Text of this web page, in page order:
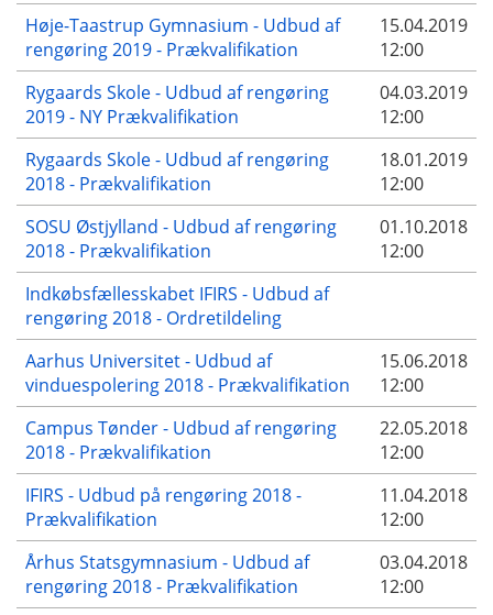
Høje-Taastrup Gymnasium - Udbud af
rengøring 2019 - Prækvalifikation
15.04.2019
12:00
Rygaards Skole - Udbud af rengøring
2019 - NY Prækvalifikation
04.03.2019
12:00
Rygaards Skole - Udbud af rengøring
2018 - Prækvalifikation
18.01.2019
12:00
SOSU Østjylland - Udbud af rengøring
2018 - Prækvalifikation
01.10.2018
12:00
Indkøbsfællesskabet IFIRS - Udbud af
rengøring 2018 - Ordretildeling
Aarhus Universitet - Udbud af
vinduespolering 2018 - Prækvalifikation
15.06.2018
12:00
Campus Tønder - Udbud af rengøring
2018 - Prækvalifikation
22.05.2018
12:00
IFIRS - Udbud på rengøring 2018 -
Prækvalifikation
11.04.2018
12:00
Århus Statsgymnasium - Udbud af
rengøring 2018 - Prækvalifikation
03.04.2018
12:00